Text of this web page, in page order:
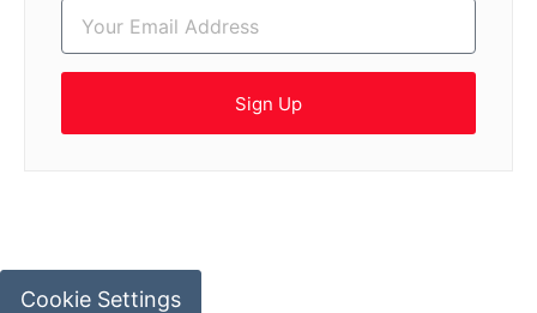
Sign Up
Cookie Settings